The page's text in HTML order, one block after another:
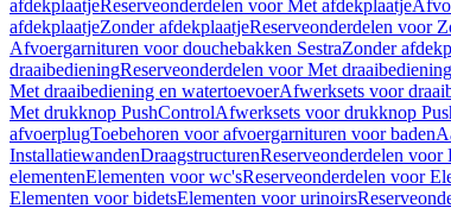
afdekplaatjeReserveonderdelen voor Met afdekplaatje
afdekplaatjeZonder afdekplaatjeReserveonderdelen voor
Afvoergarnituren voor douchebakken SestraZonder
draaibedieningReserveonderdelen voor Met draaibediening
Met draaibediening en watertoevoerAfwerksets voor
Met drukknop PushControlAfwerksets voor drukknop
afvoerplugToebehoren voor afvoergarnituren voor baden
InstallatiewandenDraagstructurenReserveonderdelen voor
elementenElementen voor wc'sReserveonderdelen voor
Elementen voor bidetsElementen voor urinoirs